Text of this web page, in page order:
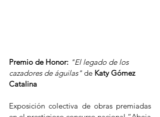
Premio de Honor: "El legado de los
cazadores de águilas" de Katy Gómez
Catalina
Exposición colectiva de obras premiadas